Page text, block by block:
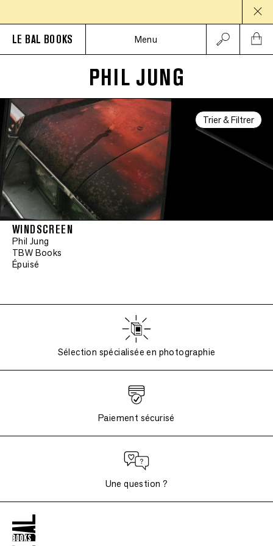
LE BAL BOOKS Menu
PHIL JUNG
Trier & Filtrer
WINDSCREEN
Phil Jung
TBW Books
Épuisé
Sélection spécialisée en photographie
Paiement sécurisé
Une question ?